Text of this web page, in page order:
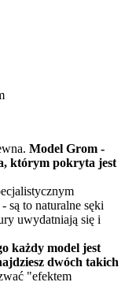
Model Grom -
którym pokryta jest
są to naturalne sęki
uwydatniają się i
każdy model jest
dwóch takich
"efektem